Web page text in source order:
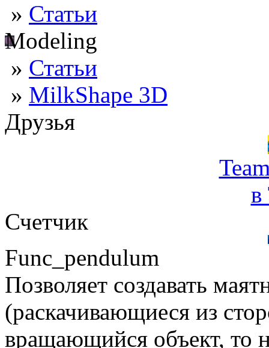
» Статьи
Modeling
» Статьи
» MilkShape 3D
Друзья
в
Счетчик
Func_pendulum
Позволяет создавать
(раскачивающиеся из
вращающийся объект, то